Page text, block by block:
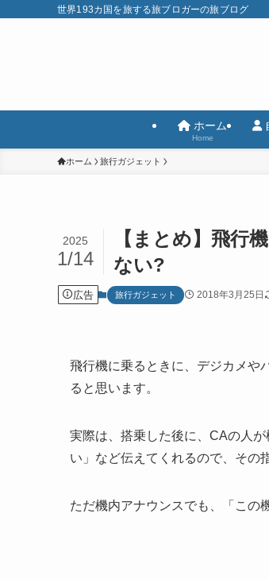
世界193カ国を旅する旅ブロガーの旅ブログ
ホーム
Home
ホーム 旅行ガジェット
【まとめ】飛行
ない?
2025
1/14
広告 旅行ガジェット 2018年3月25日
飛行機に乗るときに、デジカメや
ると思います。
実際は、搭乗した後に、CAの人
い」など伝えてくれるので、その
ただ機内アナウンスでも、「この